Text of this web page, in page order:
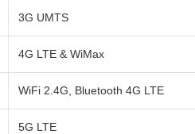
3G UMTS
4G LTE & WiMax
WiFi 2.4G, Bluetooth 4G LTE
5G LTE